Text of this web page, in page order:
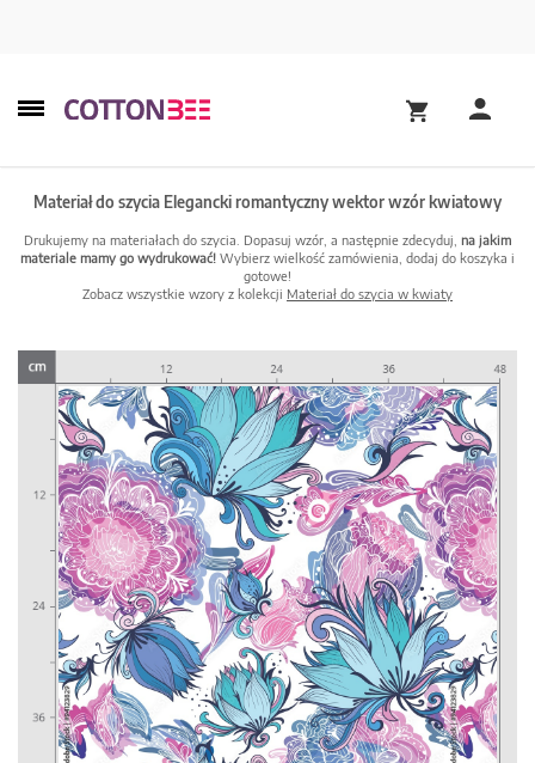
Materiał do szycia Elegancki romantyczny wektor wzór kwiatowy
Drukujemy na materiałach do szycia. Dopasuj wzór, a następnie zdecyduj, na jakim
materiale mamy go wydrukować! Wybierz wielkość zamówienia, dodaj do koszyka i
gotowe!
Zobacz wszystkie wzory z kolekcji Materiał do szycia w kwiaty